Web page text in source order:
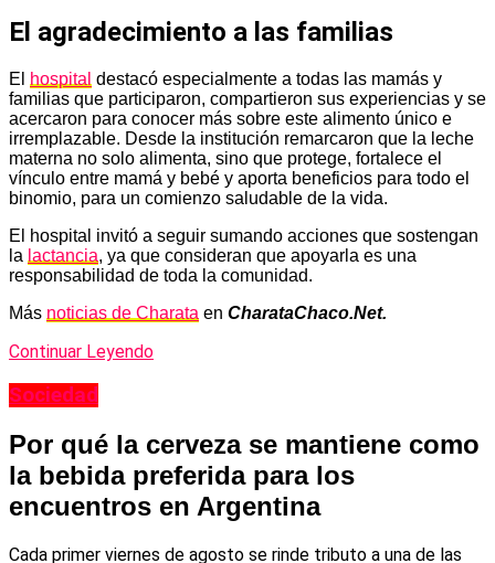
El agradecimiento a las familias
El hospital destacó especialmente a todas las mamás y
familias que participaron, compartieron sus experiencias y se
acercaron para conocer más sobre este alimento único e
irremplazable. Desde la institución remarcaron que la leche
materna no solo alimenta, sino que protege, fortalece el
vínculo entre mamá y bebé y aporta beneficios para todo el
binomio, para un comienzo saludable de la vida.
El hospital invitó a seguir sumando acciones que sostengan
la lactancia, ya que consideran que apoyarla es una
responsabilidad de toda la comunidad.
Más noticias de Charata en CharataChaco.Net.
Continuar Leyendo
Sociedad
Por qué la cerveza se mantiene como
la bebida preferida para los
encuentros en Argentina
Cada primer viernes de agosto se rinde tributo a una de las